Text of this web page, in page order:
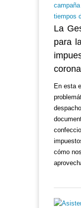
La
para
En esta
cómo